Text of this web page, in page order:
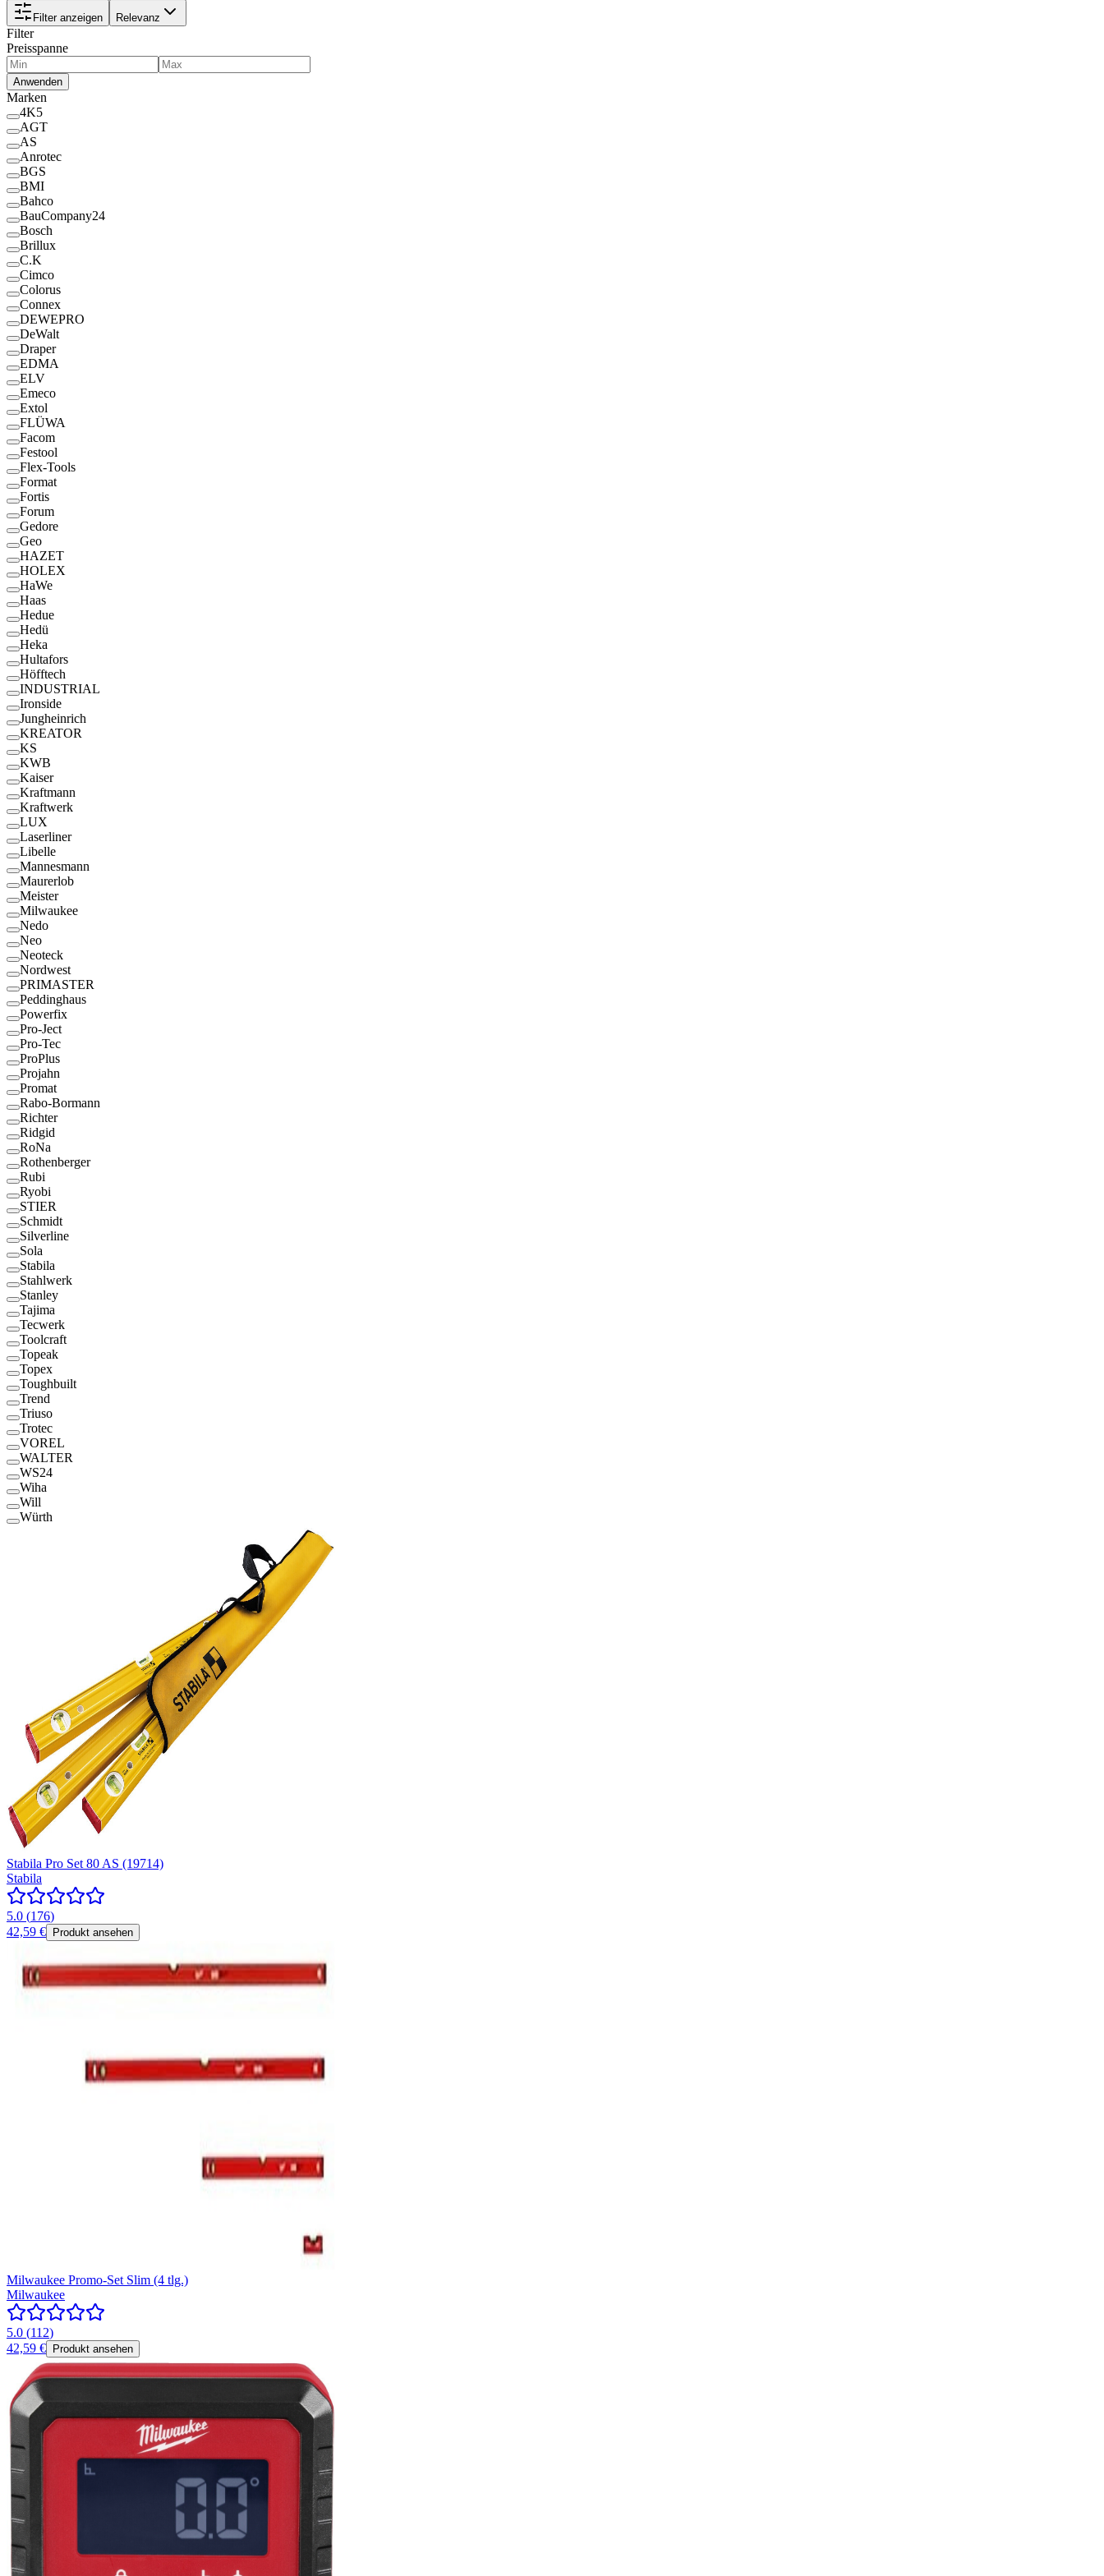
Filter anzeigen Relevanz
Filter
Preisspanne
Anwenden
Marken
4K5
AGT
AS
Anrotec
BGS
BMI
Bahco
BauCompany24
Bosch
Brillux
C.K
Cimco
Colorus
Connex
DEWEPRO
DeWalt
Draper
EDMA
ELV
Emeco
Extol
FLÜWA
Facom
Festool
Flex-Tools
Format
Fortis
Forum
Gedore
Geo
HAZET
HOLEX
HaWe
Haas
Hedue
Hedü
Heka
Hultafors
Höfftech
INDUSTRIAL
Ironside
Jungheinrich
KREATOR
KS
KWB
Kaiser
Kraftmann
Kraftwerk
LUX
Laserliner
Libelle
Mannesmann
Maurerlob
Meister
Milwaukee
Nedo
Neo
Neoteck
Nordwest
PRIMASTER
Peddinghaus
Powerfix
Pro-Ject
Pro-Tec
ProPlus
Projahn
Promat
Rabo-Bormann
Richter
Ridgid
RoNa
Rothenberger
Rubi
Ryobi
STIER
Schmidt
Silverline
Sola
Stabila
Stahlwerk
Stanley
Tajima
Tecwerk
Toolcraft
Topeak
Topex
Toughbuilt
Trend
Triuso
Trotec
VOREL
WALTER
WS24
Wiha
Will
Würth
Stabila Pro Set 80 AS (19714)
Stabila
5.0 (176)
42,59 €
Produkt ansehen
Milwaukee Promo-Set Slim (4 tlg.)
Milwaukee
5.0 (112)
42,59 €
Produkt ansehen